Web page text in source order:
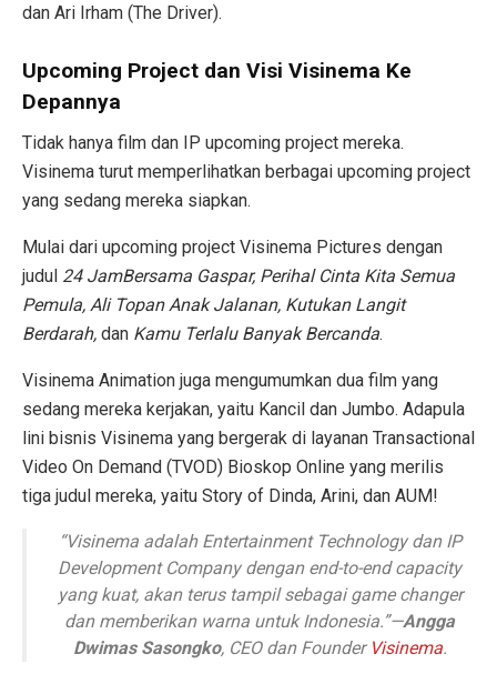
dan Ari Irham (The Driver).
Upcoming Project dan Visi Visinema Ke
Depannya
Tidak hanya film dan IP upcoming project mereka.
Visinema turut memperlihatkan berbagai upcoming project
yang sedang mereka siapkan.
Mulai dari upcoming project Visinema Pictures dengan
judul 24 JamBersama Gaspar, Perihal Cinta Kita Semua
Pemula, Ali Topan Anak Jalanan, Kutukan Langit
Berdarah, dan Kamu Terlalu Banyak Bercanda.
Visinema Animation juga mengumumkan dua film yang
sedang mereka kerjakan, yaitu Kancil dan Jumbo. Adapula
lini bisnis Visinema yang bergerak di layanan Transactional
Video On Demand (TVOD) Bioskop Online yang merilis
tiga judul mereka, yaitu Story of Dinda, Arini, dan AUM!
“Visinema adalah Entertainment Technology dan IP
Development Company dengan end-to-end capacity
yang kuat, akan terus tampil sebagai game changer
dan memberikan warna untuk Indonesia.”—Angga
Dwimas Sasongko, CEO dan Founder Visinema.